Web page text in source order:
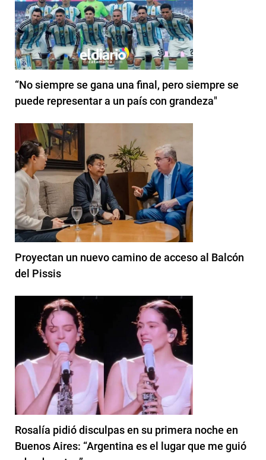
“No siempre se gana una final, pero siempre se
puede representar a un país con grandeza"
Proyectan un nuevo camino de acceso al Balcón
del Pissis
Rosalía pidió disculpas en su primera noche en
Buenos Aires: “Argentina es el lugar que me guió